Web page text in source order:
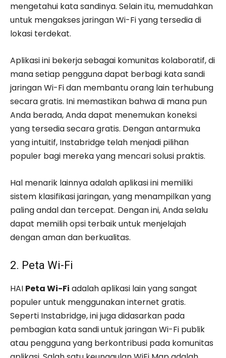
mengetahui kata sandinya. Selain itu, memudahkan
untuk mengakses jaringan Wi-Fi yang tersedia di
lokasi terdekat.
Aplikasi ini bekerja sebagai komunitas kolaboratif, di
mana setiap pengguna dapat berbagi kata sandi
jaringan Wi-Fi dan membantu orang lain terhubung
secara gratis. Ini memastikan bahwa di mana pun
Anda berada, Anda dapat menemukan koneksi
yang tersedia secara gratis. Dengan antarmuka
yang intuitif, Instabridge telah menjadi pilihan
populer bagi mereka yang mencari solusi praktis.
Hal menarik lainnya adalah aplikasi ini memiliki
sistem klasifikasi jaringan, yang menampilkan yang
paling andal dan tercepat. Dengan ini, Anda selalu
dapat memilih opsi terbaik untuk menjelajah
dengan aman dan berkualitas.
2. Peta Wi-Fi
HAI Peta Wi-Fi adalah aplikasi lain yang sangat
populer untuk menggunakan internet gratis.
Seperti Instabridge, ini juga didasarkan pada
pembagian kata sandi untuk jaringan Wi-Fi publik
atau pengguna yang berkontribusi pada komunitas